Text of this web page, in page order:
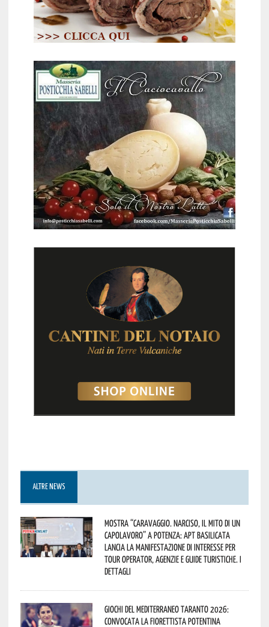
ALTRE NEWS
Mostra “Caravaggio. Narciso, il mito di un
capolavoro” a Potenza: APT Basilicata
lancia la manifestazione di interesse per
Tour Operator, Agenzie e Guide Turistiche. I
dettagli
Giochi del Mediterraneo Taranto 2026:
convocata la fiorettista potentina